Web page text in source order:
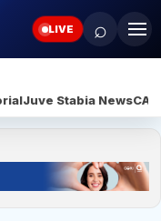
LIVE ⌕
Juve Stabia News